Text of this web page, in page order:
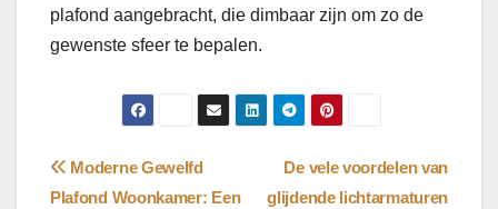
plafond aangebracht, die dimbaar zijn om zo de
gewenste sfeer te bepalen.
Bericht
De vele voordelen van
glijdende lichtarmaturen
Moderne Gewelfd
Plafond Woonkamer: Een